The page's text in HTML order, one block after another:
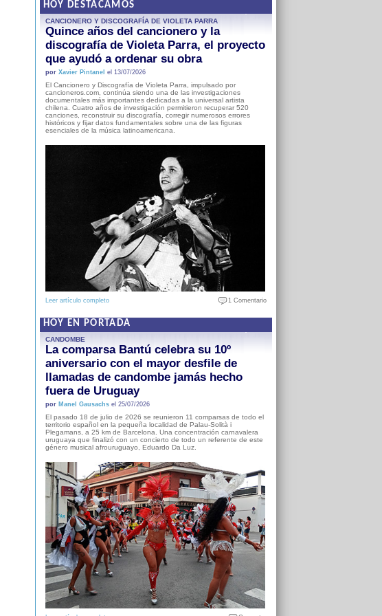
HOY DESTACAMOS
CANCIONERO Y DISCOGRAFÍA DE VIOLETA PARRA
Quince años del cancionero y la
discografía de Violeta Parra, el proyecto
que ayudó a ordenar su obra
por Xavier Pintanel el 13/07/2026
El Cancionero y Discografía de Violeta Parra, impulsado por
cancioneros.com, continúa siendo una de las investigaciones
documentales más importantes dedicadas a la universal artista
chilena. Cuatro años de investigación permitieron recuperar 520
canciones, reconstruir su discografía, corregir numerosos errores
históricos y fijar datos fundamentales sobre una de las figuras
esenciales de la música latinoamericana.
Leer artículo completo 1 Comentario
HOY EN PORTADA
CANDOMBE
La comparsa Bantú celebra su 10º
aniversario con el mayor desfile de
llamadas de candombe jamás hecho
fuera de Uruguay
por Manel Gausachsel 25/07/2026
El pasado 18 de julio de 2026 se reunieron 11 comparsas de todo el
territorio español en la pequeña localidad de Palau-Solità i
Plegamans, a 25 km de Barcelona. Una concentración carnavalera
uruguaya que finalizó con un concierto de todo un referente de este
género musical afrouruguayo, Eduardo Da Luz.